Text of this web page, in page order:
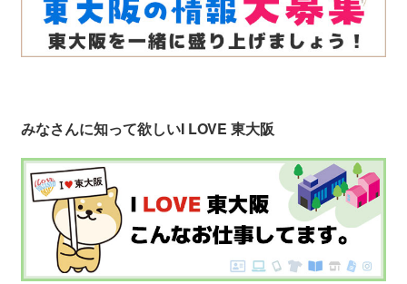
みなさんに知って欲しいI LOVE 東大阪